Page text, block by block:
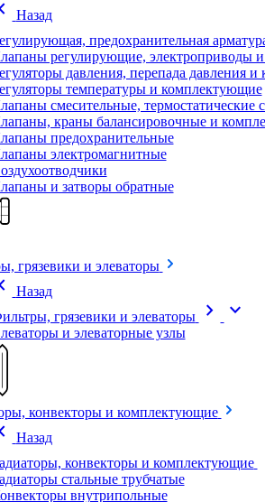
Назад
предохранительная
регулирующие, электроприводы
давления, перепада давления
температуры и комплектующие
смесительные,
краны балансировочные и
предохранительные
электромагнитные
и затворы обратные
грязевики и элеваторы
Назад
грязевики и элеваторы
chevron_right expand_more
и элеваторные узлы
конвекторы и комплектующие
Назад
конвекторы и комплектующие
стальные трубчатые
внутрипольные